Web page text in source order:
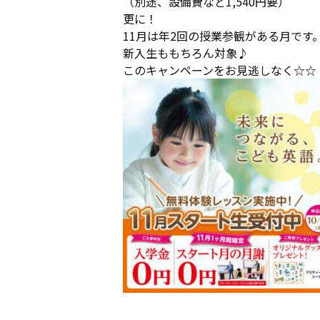
更に！
11月は年2回の授業参観がある月です
新入生ももちろん対象♪
このキャンペーンをお見逃しなく☆☆